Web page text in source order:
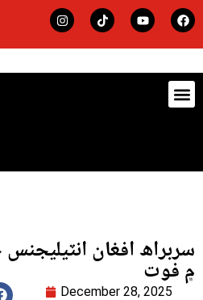
سربراھ افغان
۾ فوت
December 28, 2025